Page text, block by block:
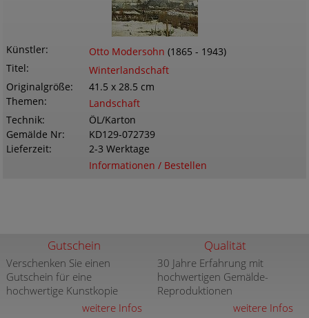
Künstler Otto Modersohn (1865 - 1943)
Titel
Winterlandschaft
Originalgröße
41.5 x 28.5 cm
Themen
Landschaft
Technik
ÖL/Karton
Gemälde Nr
KD129-072739
Lieferzeit
2-3 Werktage
Informationen / Bestellen
Gutschein
Verschenken Sie einen
Gutschein für eine
hochwertige Kunstkopie
weitere Infos
Qualität
30 Jahre Erfahrung mit
hochwertigen Gemälde-
Reproduktionen
weitere Infos